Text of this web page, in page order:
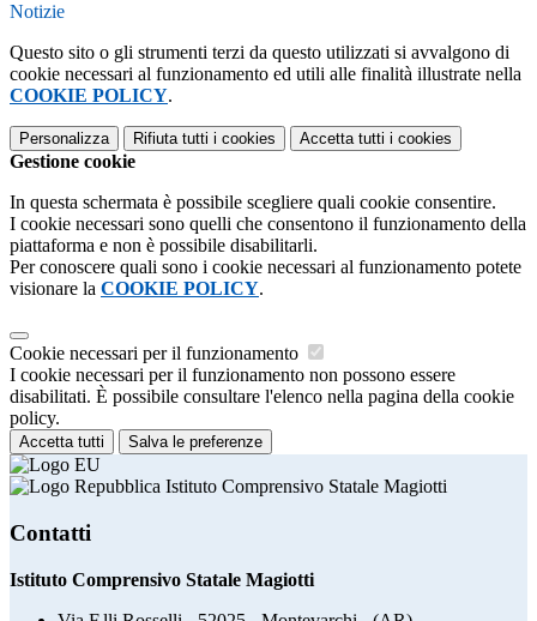
Notizie
Questo sito o gli strumenti terzi da questo utilizzati si avvalgono di
cookie necessari al funzionamento ed utili alle finalità illustrate nella
COOKIE POLICY.
Personalizza Rifiuta tutti i cookies Accetta tutti i cookies
Gestione cookie
In questa schermata è possibile scegliere quali cookie consentire.
I cookie necessari sono quelli che consentono il funzionamento della
piattaforma e non è possibile disabilitarli.
Per conoscere quali sono i cookie necessari al funzionamento potete
visionare la COOKIE POLICY.
Cookie necessari per il funzionamento
I cookie necessari per il funzionamento non possono essere
disabilitati. È possibile consultare l'elenco nella pagina della cookie
policy.
Accetta tutti Salva le preferenze
Istituto Comprensivo Statale Magiotti
Contatti
Istituto Comprensivo Statale Magiotti